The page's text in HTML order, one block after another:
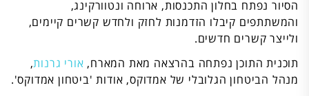
הסיור נפתח בחלון התכנסות, ארוחה ונטוורקינג,
והמשתתפים קיבלו הזדמנות לחזק ולחדש קשרים קיימים,
ולייצר קשרים חדשים.
תוכנית התוכן נפתחה בהרצאה מאת המארח, אורי גרנות,
מנהל הביטחון הגלובלי של אמדוקס, אודות 'ביטחון אמדוקס'.